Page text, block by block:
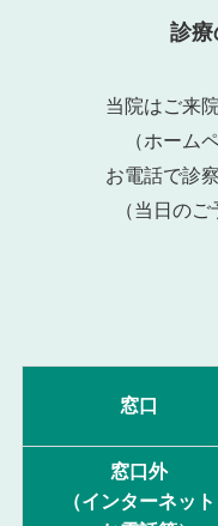
診
当院はご来
（ホーム
お電話で診
（当日の
窓口
窓口外
（インターネット